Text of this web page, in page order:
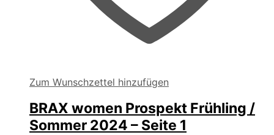
Zum Wunschzettel hinzufügen
BRAX women Prospekt Frühling /
Sommer 2024 – Seite 1